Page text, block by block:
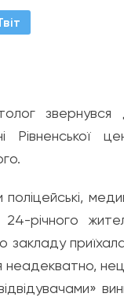
Рівненської
річного
приїхала
неадекватно,